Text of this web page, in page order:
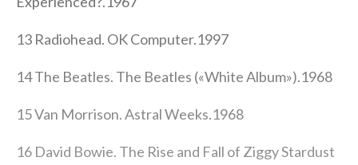
13 Radiohead. OK Computer.1997
14 The Beatles. The Beatles («White Album»).1968
15 Van Morrison. Astral Weeks.1968
16 David Bowie. The Rise and Fall of Ziggy Stardust